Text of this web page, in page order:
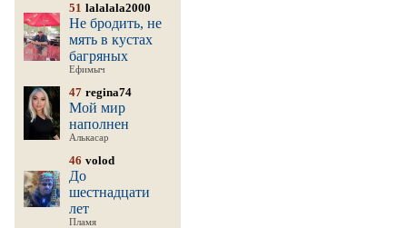
51 lalalala2000
Не бродить, не
мять в кустах
багряных
Ефимыч
47 regina74
Мой мир
наполнен
Алькасар
46 volod
До
шестнадцати
лет
Пламя